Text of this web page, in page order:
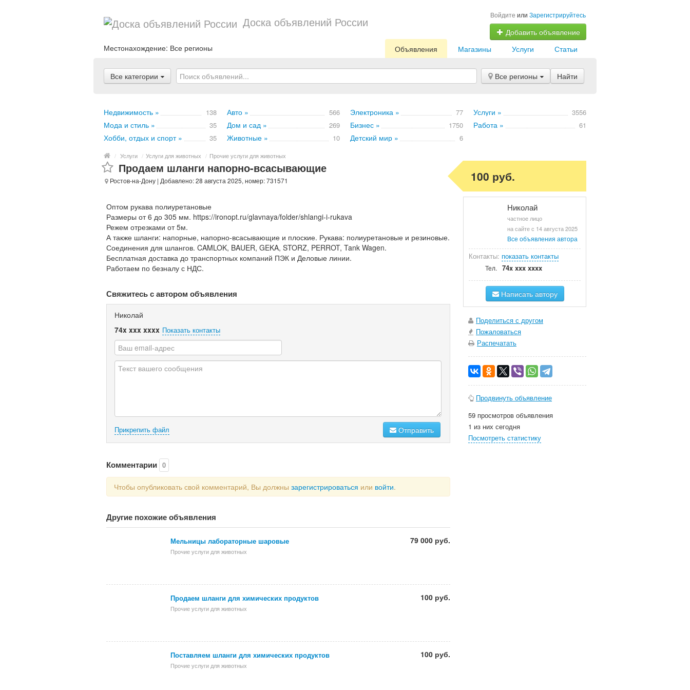
Доска объявлений России Войдите или Зарегистрируйтесь
Добавить объявление
Местонахождение: Все регионы Статьи
Услуги
Магазины
Объявления
Все категории Все регионы Найти
Недвижимость » 138 Авто » 566 Электроника » 77 Услуги » 3556
Мода и стиль » 35 Дом и сад » 269 Бизнес » 1750 Работа » 61
Хобби, отдых и спорт » 35 Животные » 10 Детский мир » 6
/ Услуги / Услуги для животных / Прочие услуги для животных
Продаем шланги напорно-всасывающие
Ростов-на-Дону | Добавлено: 28 августа 2025, номер: 731571
Оптом рукава полиуретановые
Размеры от 6 до 305 мм. https://ironopt.ru/glavnaya/folder/shlangi-i-rukava
Режем отрезками от 5м.
А также шланги: напорные, напорно-всасывающие и плоские. Рукава: полиуретановые и резиновые.
Соединения для шлангов. CAMLOK, BAUER, GEKA, STORZ, PERROT, Tank Wagen.
Бесплатная доставка до транспортных компаний ПЭК и Деловые линии.
Работаем по безналу с НДС.
Свяжитесь с автором объявления
Николай
74x xxx xxxx Показать контакты
Прикрепить файл Отправить
Комментарии 0
Чтобы опубликовать свой комментарий, Вы должны зарегистрироваться или войти.
Другие похожие объявления
Мельницы лабораторные шаровые
Прочие услуги для животных
79 000 руб.
Продаем шланги для химических продуктов
Прочие услуги для животных
100 руб.
Поставляем шланги для химических продуктов
Прочие услуги для животных
100 руб.
100 руб.
Николай
частное лицо
на сайте с 14 августа 2025
Все объявления автора
Контакты: показать контакты
Тел. 74x xxx xxxx
Написать автору
Поделиться с другом
Пожаловаться
Распечатать
Продвинуть объявление
59 просмотров объявления
1 из них сегодня
Посмотреть статистику